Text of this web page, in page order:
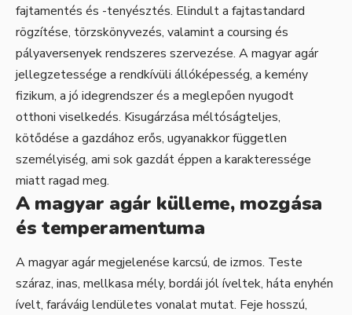
fajtamentés és -tenyésztés. Elindult a fajtastandard
rögzítése, törzskönyvezés, valamint a coursing és
pályaversenyek rendszeres szervezése. A magyar agár
jellegzetessége a rendkívüli állóképesség, a kemény
fizikum, a jó idegrendszer és a meglepően nyugodt
otthoni viselkedés. Kisugárzása méltóságteljes,
kötődése a gazdához erős, ugyanakkor független
személyiség, ami sok gazdát éppen a karakteressége
miatt ragad meg.
A magyar agár külleme, mozgása
és temperamentuma
A magyar agár megjelenése karcsú, de izmos. Teste
száraz, inas, mellkasa mély, bordái jól íveltek, háta enyhén
ívelt, faráváig lendületes vonalat mutat. Feje hosszú,